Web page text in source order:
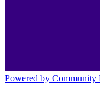
Powered by Community